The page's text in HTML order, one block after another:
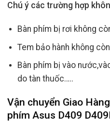
Chú ý các trường hợp
Bàn phím bị rơi không
Tem bảo hành không
Bàn phím bị vào
do tàn thuốc…..
Vận chuyển Giao
phím Asus D409